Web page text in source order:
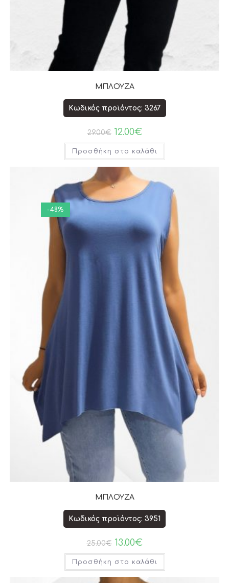
ΜΠΛΟΥΖΑ
Κωδικός προϊόντος: 3267
29.00€ 12.00€
Προσθήκη στο καλάθι
-48%
ΜΠΛΟΥΖΑ
Κωδικός προϊόντος: 3951
25.00€ 13.00€
Προσθήκη στο καλάθι